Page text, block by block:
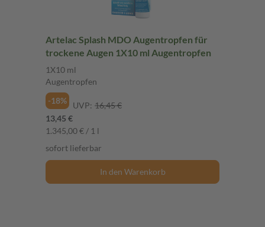
Artelac Splash MDO Augentropfen für
trockene Augen 1X10 ml Augentropfen
1X10 ml
Augentropfen
-18%
UVP: 16,45 €
13,45 €
1.345,00 € / 1 l
sofort lieferbar
In den Warenkorb